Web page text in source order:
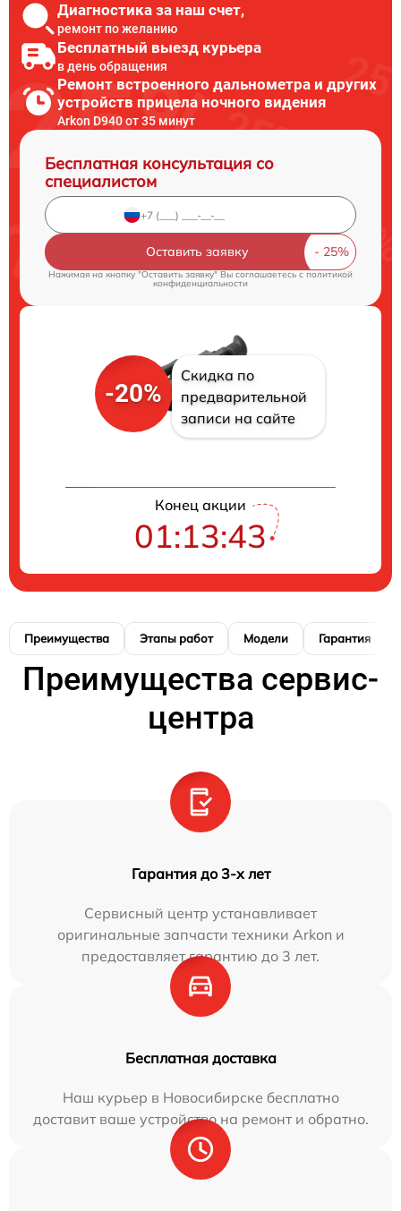
Диагностика за наш счет,
ремонт по желанию
Бесплатный выезд курьера
в день обращения
Ремонт встроенного дальнометра и других
устройств прицела ночного видения
Arkon D940 от 35 минут
Бесплатная консультация со
специалистом
Оставить заявку
Нажимая на кнопку "Оставить заявку" Вы соглашаетесь c политикой
конфиденциальности
-20%
Скидка по
предварительной
записи на сайте
Конец акции
01:13:42
Преимущества Этапы работ Модели Гарантия
Преимущества сервис-
центра
Гарантия до 3-х лет
Сервисный центр устанавливает
оригинальные запчасти техники Arkon и
предоставляет гарантию до 3 лет.
Бесплатная доставка
Наш курьер в Новосибирске бесплатно
доставит ваше устройство на ремонт и обратно.